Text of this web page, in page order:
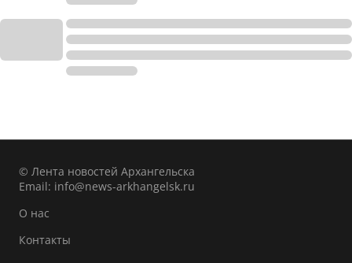
© Лента новостей Архангельска
Email: info@news-arkhangelsk.ru
О нас
Контакты